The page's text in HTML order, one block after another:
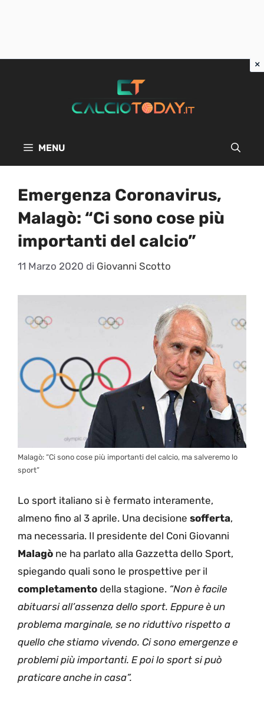
MENU
Emergenza Coronavirus,
Malagò: “Ci sono cose più
importanti del calcio”
11 Marzo 2020 di Giovanni Scotto
Malagò: “Ci sono cose più importanti del calcio, ma salveremo lo
sport”
Lo sport italiano si è fermato interamente,
almeno fino al 3 aprile. Una decisione sofferta,
ma necessaria. Il presidente del Coni Giovanni
Malagò ne ha parlato alla Gazzetta dello Sport,
spiegando quali sono le prospettive per il
completamento della stagione. “Non è facile
abituarsi all’assenza dello sport. Eppure è un
problema marginale, se no riduttivo rispetto a
quello che stiamo vivendo. Ci sono emergenze e
problemi più importanti. E poi lo sport si può
praticare anche in casa”.